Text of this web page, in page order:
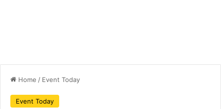
Home / Event Today
Event Today